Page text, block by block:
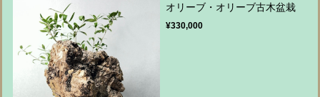
オリーブ・オリーブ古木盆栽
¥330,000